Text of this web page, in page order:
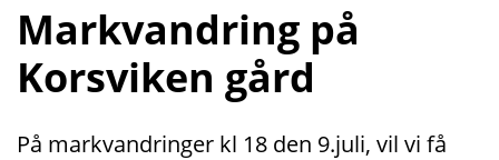
Markvandring på
Korsviken gård
På markvandringer kl 18 den 9.juli, vil vi få